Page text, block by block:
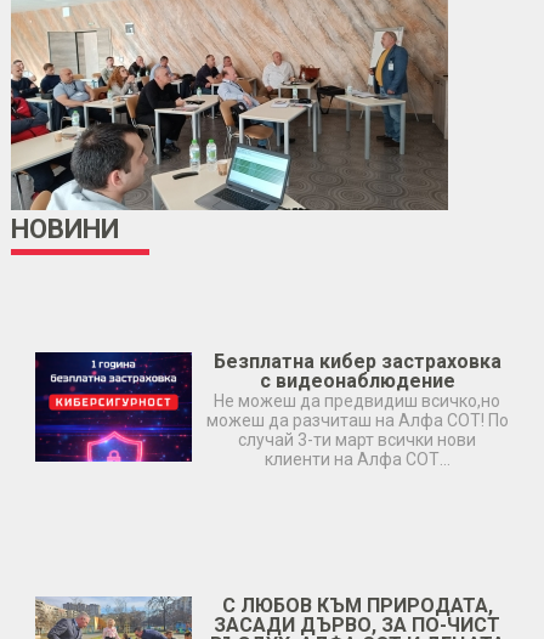
НОВИНИ
Безплатна кибер застраховка
с видеонаблюдение
Не можеш да предвидиш всичко,но
можеш да разчиташ на Алфа СОТ! По
случай 3-ти март всички нови
клиенти на Алфа СОТ…
С ЛЮБОВ КЪМ ПРИРОДАТА,
ЗАСАДИ ДЪРВО, ЗА ПО-ЧИСТ